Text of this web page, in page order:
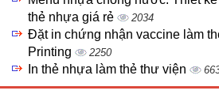
thẻ nhựa giá rẻ
2034
Đặt in chứng nhận vaccine làm
Printing
2250
In thẻ nhựa làm thẻ thư viện